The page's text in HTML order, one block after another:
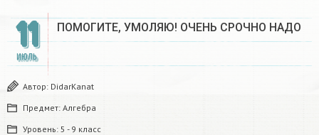
11
ИЮЛЬ
ПОМОГИТЕ, УМОЛЯЮ! ОЧЕНЬ СРОЧНО НАДО ​
Автор: DidarKanat
Предмет: Алгебра
Уровень: 5 - 9 класс